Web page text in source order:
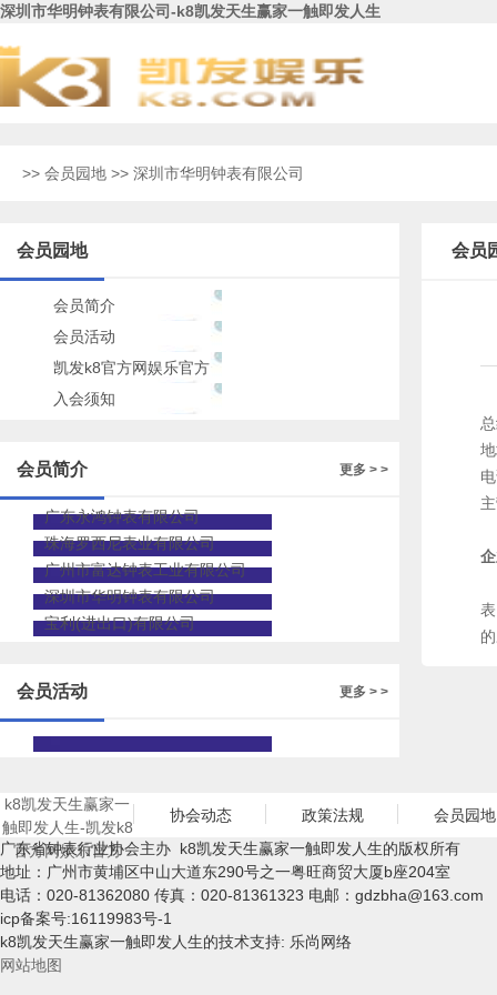
深圳市华明钟表有限公司-k8凯发天生赢家一触即发人生
>> 会员园地 >> 深圳市华明钟表有限公司
会员园地
会员简介
会员活动
凯发k8官方网娱乐官方
的公告
入会须知
更多 > >
会员简介
广东永鸿钟表有限公司
珠海罗西尼表业有限公司
广州市富达钟表工业有限公司
深圳市华明钟表有限公司
宝利(进出口)有限公司
更多 > >
会员活动
会员
k8凯发天生赢家一
触即发人生-凯发k8
官方网娱乐官方
协会动态 政策法规
会员园地
广东省钟表行业协会主办 k8凯发天生赢家一触即发人生的版权所有
地址：广州市黄埔区中山大道东290号之一粤旺商贸大厦b座204室
电话：020-81362080 传真：020-81361323 电邮： gdzbha@163.com
icp备案号:16119983号-1
k8凯发天生赢家一触即发人生的技术支持: 乐尚网络
网站地图